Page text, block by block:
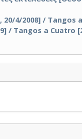
4/2008] / Tangos
/ Tangos a Cuatro